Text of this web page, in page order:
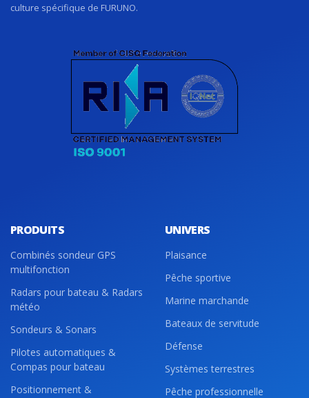
culture spécifique de FURUNO.
PRODUITS
Combinés sondeur GPS
multifonction
Radars pour bateau & Radars
météo
Sondeurs & Sonars
Pilotes automatiques &
Compas pour bateau
Positionnement &
UNIVERS
Plaisance
Pêche sportive
Marine marchande
Bateaux de servitude
Défense
Systèmes terrestres
Pêche professionnelle